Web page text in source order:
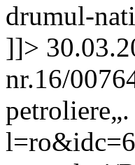
drumul-
]]>
nr.16/
petroliere„.